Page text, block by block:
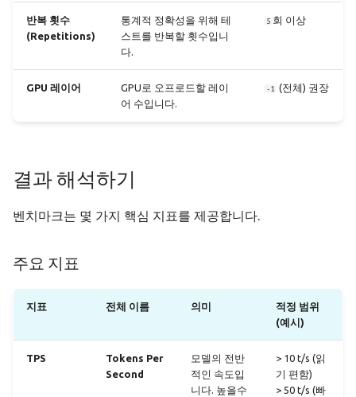
반복 횟수
(Repetitions)
통계적 정확성을 위해 테
스트를 반복할 횟수입니
다.
5 회 이상
GPU 레이어
GPU로 오프로드할 레이
어 수입니다.
-1 (전체) 권장
결과 해석하기
벤치마크는 몇 가지 핵심 지표를 제공합니다.
주요 지표
지표 전체 이름 의미
적정 범위
(예시)
TPS
Tokens Per
Second
모델의 전반
적인 속도입
니다. 높을수
> 10 t/s (읽
기 편함)
> 50 t/s (빠